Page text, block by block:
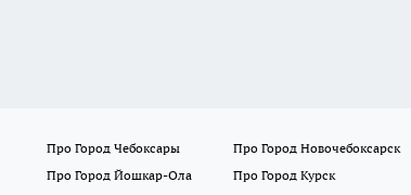
Про Город Чебоксары Про Город Новочебоксарск
Про Город Йошкар-Ола
Про Город Курск